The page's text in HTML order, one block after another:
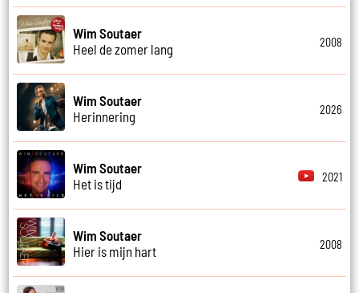
Wim Soutaer
Heel de zomer lang
2008
Wim Soutaer
Herinnering
2026
Wim Soutaer
Het is tijd
2021
Wim Soutaer
Hier is mijn hart
2008